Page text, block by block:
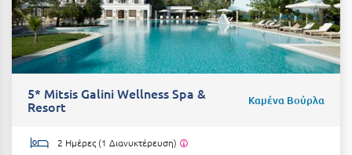
Κουρούτα Ηλείας
Κουφονήσια
Κρήτη
Κρουαζιέρες
Κύθηρα
5* Mitsis Galini Wellness Spa &
Resort Καμένα Βούρλα
2 Ημέρες (1 Διανυκτέρευση)